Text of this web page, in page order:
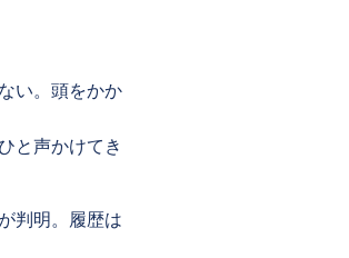
い。頭をかか
と声かけてき
判明。履歴は